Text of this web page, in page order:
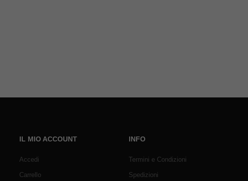
IL MIO ACCOUNT
Accedi
Carrello
INFO
Termini e Condizioni
Spedizioni